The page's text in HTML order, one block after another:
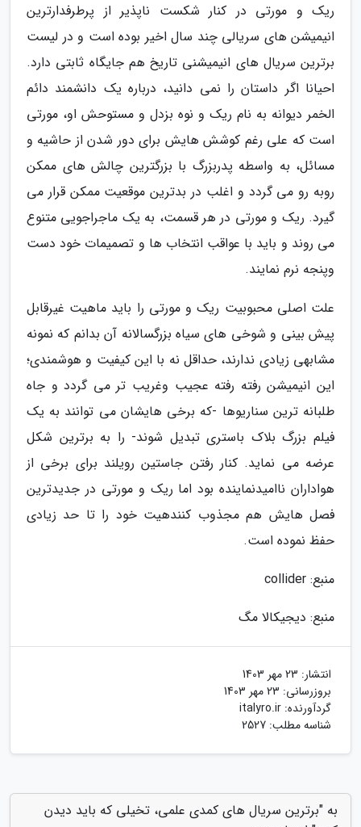
ریک و مورتی در کنار شکست ناپذیر از پرطرفدارترین
انیمیشن های سریالی چند سال اخیر بوده است و در لیست
برترین سریال های انیمیشنی تاریخ هم جایگاه ثابتی دارد.
احیانا اگر داستان را نمی دانید، درباره یک دانشمند دائم
الخمر دیوانه به نام ریک و نوه بزدل و مستوحش او، مورتی
است که علی رغم کوشش هایش برای دور شدن از حاشیه و
مسائل، به واسطه پدربزرگ با بزرگترین چالش های ممکن
روبه رو می گردد و اغلب در بدترین موقعیت ممکن قرار می
گیرد. ریک و مورتی در هر قسمت، به یک ماجراجویی متنوع
می روند و باید با عواقب انتخاب ها و تصمیمات خود دست
وپنجه نرم نمایند.
علت اصلی محبوبیت ریک و مورتی را باید ماهیت غیرقابل
پیش بینی و شوخی های سیاه بزرگسالانه آن بدانم که نمونه
مشابهی زیادی ندارند، حداقل نه با این کیفیت و هوشمندی؛
این انیمیشن رفته رفته عجیب وغریب تر می گردد و جاه
طلبانه ترین سناریوها -که برخی هایشان می توانند به یک
فیلم بزرگ بلاک باستری تبدیل شوند- را به برترین شکل
عرضه می نماید. کنار رفتن جاستین رویلند برای برخی از
هواداران ناامیدنماینده بود اما ریک و مورتی در جدیدترین
فصل هایش هم مجذوب کنندهیت خود را تا حد زیادی
حفظ نموده است.
منبع: collider
منبع: دیجیکالا مگ
انتشار: 23 مهر 1403
بروزرسانی: 23 مهر 1403
گردآورنده: italyro.ir
شناسه مطلب: 2527
به "برترین سریال های کمدی علمی، تخیلی که باید دیدن